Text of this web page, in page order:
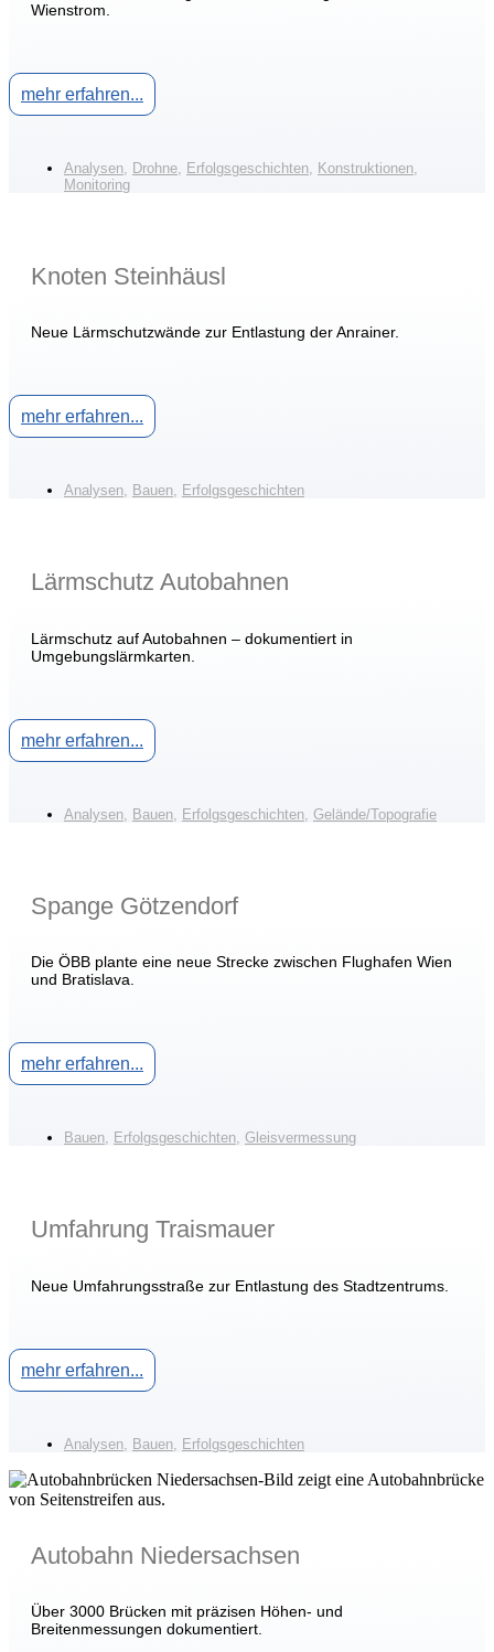
Wienstrom.
mehr erfahren...
Analysen Drohne Erfolgsgeschichten Konstruktionen
Monitoring
Knoten Steinhäusl
Neue Lärmschutzwände zur Entlastung der Anrainer.
mehr erfahren...
Analysen, Bauen, Erfolgsgeschichten
Lärmschutz Autobahnen
Lärmschutz auf Autobahnen – dokumentiert in
Umgebungslärmkarten.
mehr erfahren...
Analysen Bauen Erfolgsgeschichten Gelände/Topografie
Spange Götzendorf
Die ÖBB plante eine neue Strecke zwischen Flughafen Wien
und Bratislava.
mehr erfahren...
Bauen, Erfolgsgeschichten, Gleisvermessung
Umfahrung Traismauer
Neue Umfahrungsstraße zur Entlastung des Stadtzentrums.
mehr erfahren...
Analysen Bauen Erfolgsgeschichten
Autobahn Niedersachsen
Über 3000 Brücken mit präzisen Höhen- und
Breitenmessungen dokumentiert.